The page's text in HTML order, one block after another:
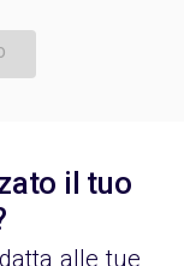
il tuo
alle tue